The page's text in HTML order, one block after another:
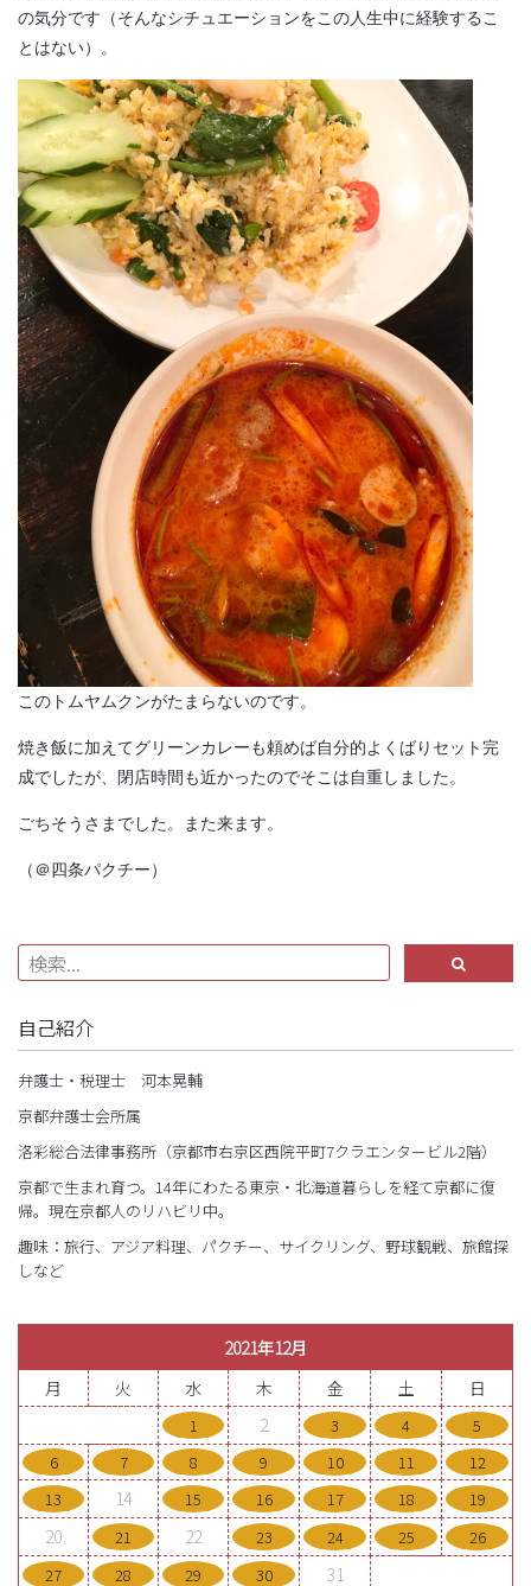
の気分です（そんなシチュエーションをこの人生中に経験するこ
とはない）。
このトムヤムクンがたまらないのです。
焼き飯に加えてグリーンカレーも頼めば自分的よくばりセット完
成でしたが、閉店時間も近かったのでそこは自重しました。
ごちそうさまでした。また来ます。
（＠四条パクチー）
自己紹介
弁護士・税理士 河本晃輔
京都弁護士会所属
洛彩総合法律事務所（京都市右京区西院平町7クラエンタービル2階）
京都で生まれ育つ。14年にわたる東京・北海道暮らしを経て京都に復
帰。現在京都人のリハビリ中。
趣味：旅行、アジア料理、パクチー、サイクリング、野球観戦、旅館探
しなど
2021年12月
月
火 水 木 金 土 日
1 2 3 4
5
6
7 8 9 10 11
12
13
14 15 16 17 18 19
20 21 22 23 24 25
26
27
28 29 30 31